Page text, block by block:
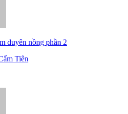
duyên nồng phần 2
Tiên